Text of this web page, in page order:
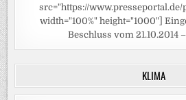
src="https://www.presseportal.de/
width="100%" height="1000"]
Beschluss vom 21.10.2014
KLIMA